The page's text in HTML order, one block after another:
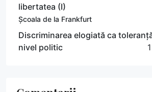
libertatea (I)
Școala de la Frankfurt
Discriminarea elogiată ca
nivel politic